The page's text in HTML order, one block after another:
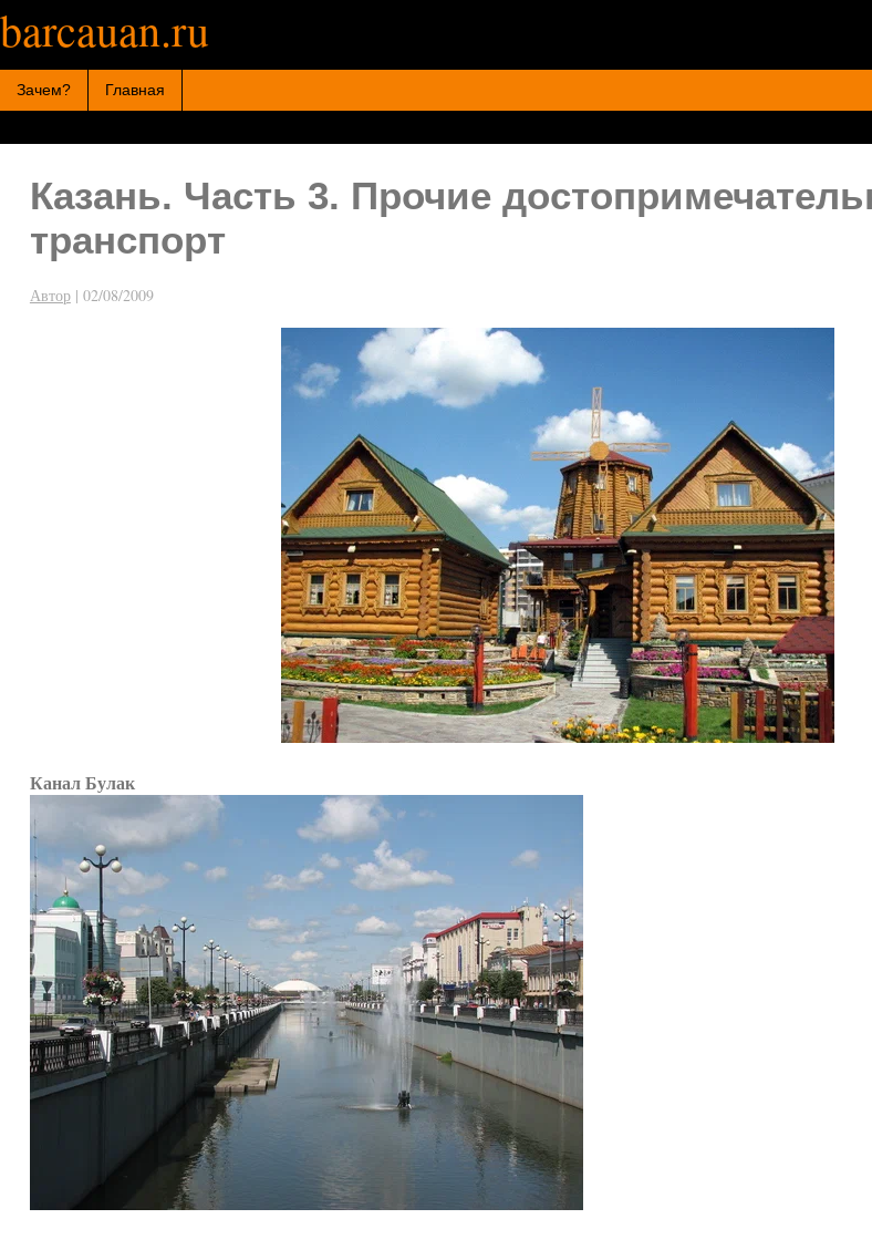
barcauan.ru
Искать:
Зачем? Главная
Казань. Часть 3. Прочие
транспорт
Автор | 02/08/2009
Канал Булак